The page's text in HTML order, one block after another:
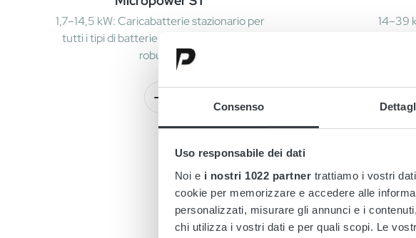
Consenso
Uso responsabile dei dati
Noi e i nostri 1022 partner trattiamo i vostri
cookie per memorizzare e accedere alle
personalizzati, misurare gli annunci e i
chi utilizza i vostri dati e per quali scopi. Le
1,7–14,5 kW: Caricabatterie stazionario per
tutti i tipi di batterie. Design compatto e
robusto.
14–39
Scoprite le nostre altre